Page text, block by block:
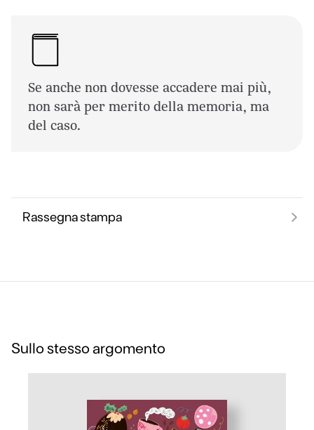
Se anche non dovesse accadere mai più,
non sarà per merito della memoria, ma
del caso.
Rassegna stampa
Sullo stesso argomento